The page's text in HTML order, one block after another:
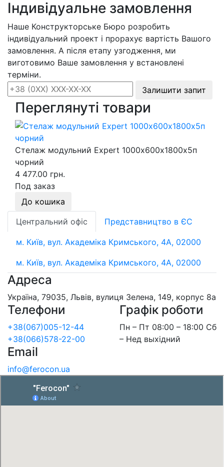
Індивідуальне замовлення
Наше Конструкторське Бюро розробить
індивідуальний проект і прорахує вартість Вашого
замовлення. А після етапу узгодження, ми
виготовимо Ваше замовлення у встановлені
терміни.
Залишити запит
Переглянуті товари
Стелаж модульний Expert 1000х600х1800х5п
чорний
4 477.00 грн.
Под заказ
До кошика
Центральний офіс
Представництво в ЄС
м. Київ, вул. Академіка Кримського, 4А, 02000
м. Київ, вул. Академіка Кримського, 4А, 02000
Адреса
Україна, 79035, Львів, вулиця Зелена, 149, корпус 8а
Телефони
+38(067)005-12-44
+38(066)578-22-00
Графік роботи
Пн – Пт 08:00 – 18:00 Сб
– Нед выхідний
Email
info@ferocon.ua